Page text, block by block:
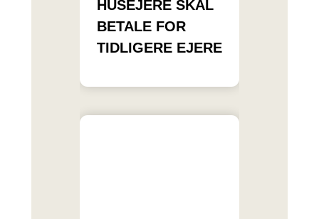
HUSEJERE SKAL
BETALE FOR
TIDLIGERE EJERE